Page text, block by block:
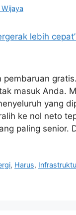
masuk Anda.
yang
ke nol neto
paling senior.
, Harus,